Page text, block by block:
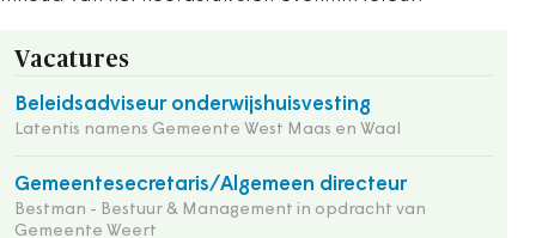
Vacatures
Beleidsadviseur onderwijshuisvesting
Latentis namens Gemeente West Maas en Waal
Gemeentesecretaris/Algemeen directeur
Bestman - Bestuur & Management in opdracht van
Gemeente Weert